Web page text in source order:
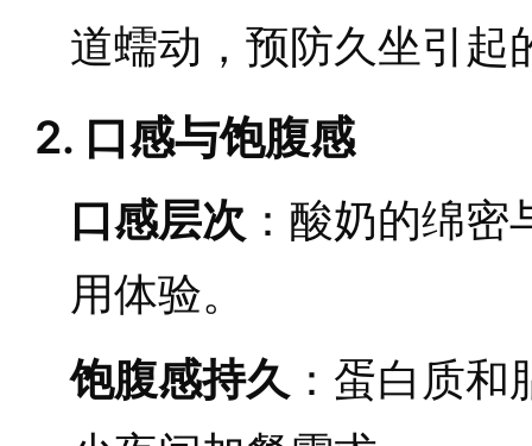
道蠕动，预防久坐引起
2. 口感与饱腹感
口感层次 ：酸奶的绵
用体验。
饱腹感持久 ：蛋白质